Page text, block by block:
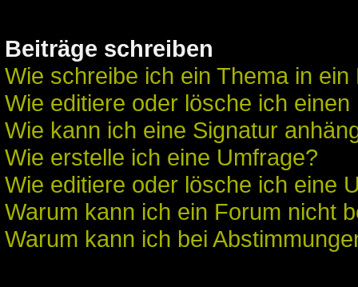
Beiträge schreiben
Wie schreibe ich ein Thema in ein
Wie editiere oder lösche ich einen
Wie kann ich eine Signatur
Wie erstelle ich eine Umfrage?
Wie editiere oder lösche ich eine
Warum kann ich ein Forum nicht
Warum kann ich bei